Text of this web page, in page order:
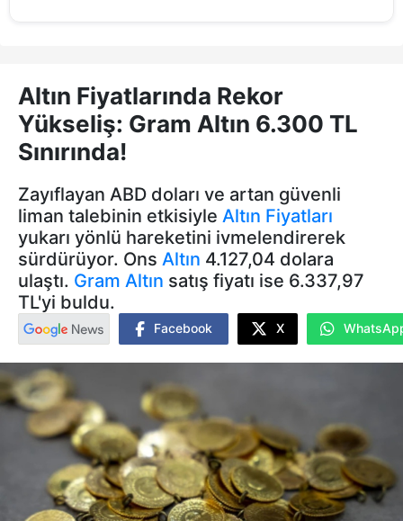
Altın Fiyatlarında Rekor
Yükseliş: Gram Altın 6.300 TL
Sınırında!
Zayıflayan ABD doları ve artan güvenli
liman talebinin etkisiyle Altın Fiyatları
yukarı yönlü hareketini ivmelendirerek
sürdürüyor. Ons Altın 4.127,04 dolara
ulaştı. Gram Altın satış fiyatı ise 6.337,97
TL'yi buldu.
Facebook X